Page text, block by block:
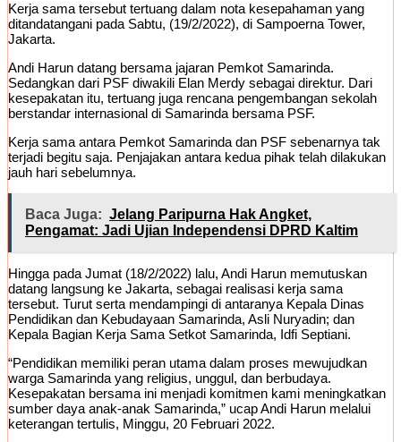
Kerja sama tersebut tertuang dalam nota kesepahaman yang
ditandatangani pada Sabtu, (19/2/2022), di Sampoerna Tower,
Jakarta.
Andi Harun datang bersama jajaran Pemkot Samarinda.
Sedangkan dari PSF diwakili Elan Merdy sebagai direktur. Dari
kesepakatan itu, tertuang juga rencana pengembangan sekolah
berstandar internasional di Samarinda bersama PSF.
Kerja sama antara Pemkot Samarinda dan PSF sebenarnya tak
terjadi begitu saja. Penjajakan antara kedua pihak telah dilakukan
jauh hari sebelumnya.
Baca Juga: Jelang Paripurna Hak Angket,
Pengamat: Jadi Ujian Independensi DPRD Kaltim
Hingga pada Jumat (18/2/2022) lalu, Andi Harun memutuskan
datang langsung ke Jakarta, sebagai realisasi kerja sama
tersebut. Turut serta mendampingi di antaranya Kepala Dinas
Pendidikan dan Kebudayaan Samarinda, Asli Nuryadin; dan
Kepala Bagian Kerja Sama Setkot Samarinda, Idfi Septiani.
“Pendidikan memiliki peran utama dalam proses mewujudkan
warga Samarinda yang religius, unggul, dan berbudaya.
Kesepakatan bersama ini menjadi komitmen kami meningkatkan
sumber daya anak-anak Samarinda,” ucap Andi Harun melalui
keterangan tertulis, Minggu, 20 Februari 2022.